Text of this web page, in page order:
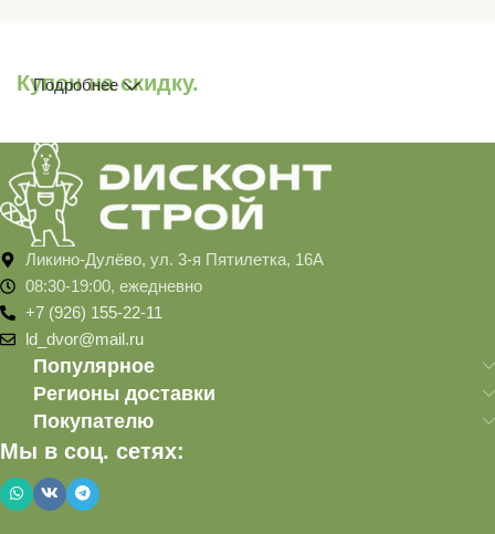
Купон на скидку.
Подробнее
Ликино-Дулёво, ул. 3-я Пятилетка, 16А
08:30-19:00, ежедневно
+7 (926) 155-22-11
ld_dvor@mail.ru
Популярное
Регионы доставки
Покупателю
Мы в соц. сетях: